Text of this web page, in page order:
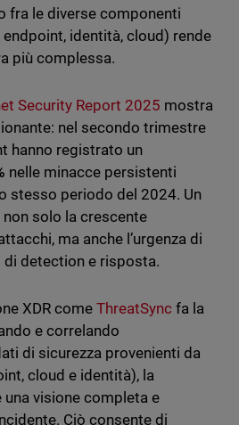
fra le diverse componenti
identità, cloud) rende
più complessa.
Security Report 2025 mostra
nel secondo trimestre
hanno registrato un
nelle minacce persistenti
stesso periodo del 2024. Un
solo la crescente
ma anche l’urgenza di
detection e risposta.
XDR comeThreatSync fa la
e correlando
di sicurezza provenienti da
cloud e identità), la
visione completa e
Ciò consente di